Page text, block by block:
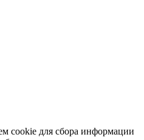
cookie для сбора информации